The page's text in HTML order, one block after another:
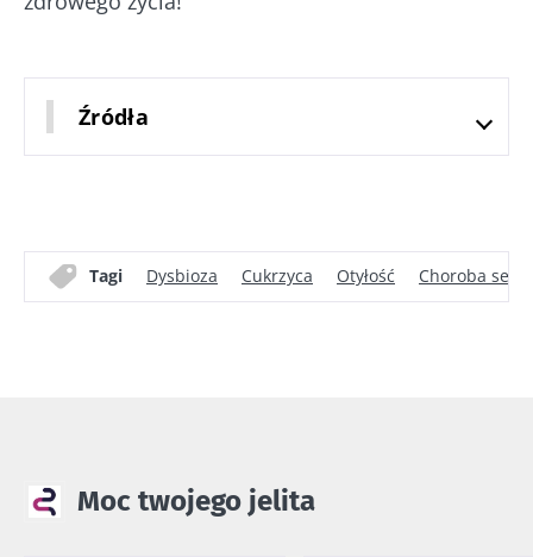
Źródła
Tagi Dysbioza Cukrzyca Otyłość Choroba
Moc twojego jelita